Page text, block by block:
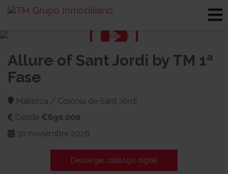
Allure of Sant Jordi by TM 1ª
Fase
Mallorca / Colonia de Sant Jordi
Desde €690.000
30 noviembre 2026
Descargar catálogo digital